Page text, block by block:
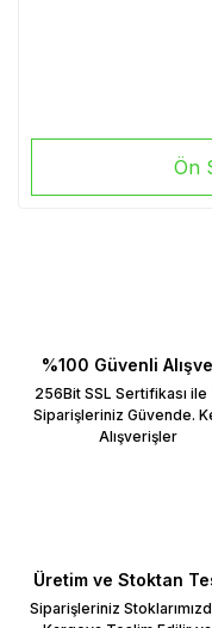
Ön
%100 Güvenli
256Bit SSL Sertifikası ile
Siparişleriniz Güvende.
Alışverişler
Üretim ve Stoktan
Siparişleriniz